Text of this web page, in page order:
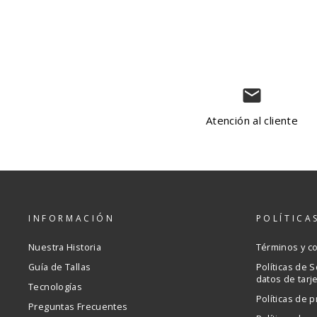
email
Atención al cliente
INFORMACIÓN
Nuestra Historia
Guía de Tallas
Tecnologías
Preguntas Frecuentes
POLÍTICAS
Términos y
Políticas de
datos de
Políticas de